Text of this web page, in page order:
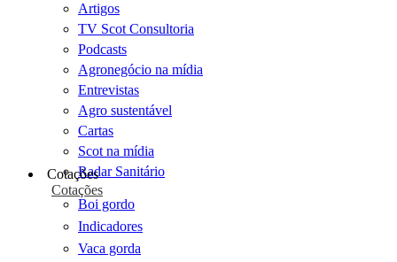
Artigos
TV Scot Consultoria
Podcasts
Agronegócio na mídia
Entrevistas
Agro sustentável
Cartas
Scot na mídia
Radar Sanitário
Cotações
Cotações
Boi gordo
Indicadores
Vaca gorda